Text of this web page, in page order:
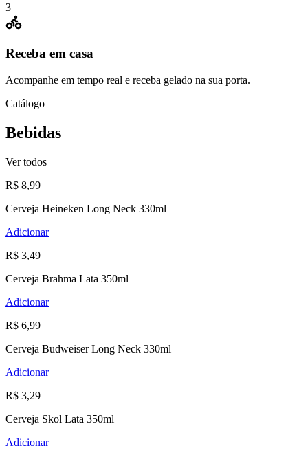
3
Receba em casa
Acompanhe em tempo real e receba gelado na sua porta.
Catálogo
Bebidas
Ver todos
R$ 8,99
Cerveja Heineken Long Neck 330ml
Adicionar
R$ 3,49
Cerveja Brahma Lata 350ml
Adicionar
R$ 6,99
Cerveja Budweiser Long Neck 330ml
Adicionar
R$ 3,29
Cerveja Skol Lata 350ml
Adicionar